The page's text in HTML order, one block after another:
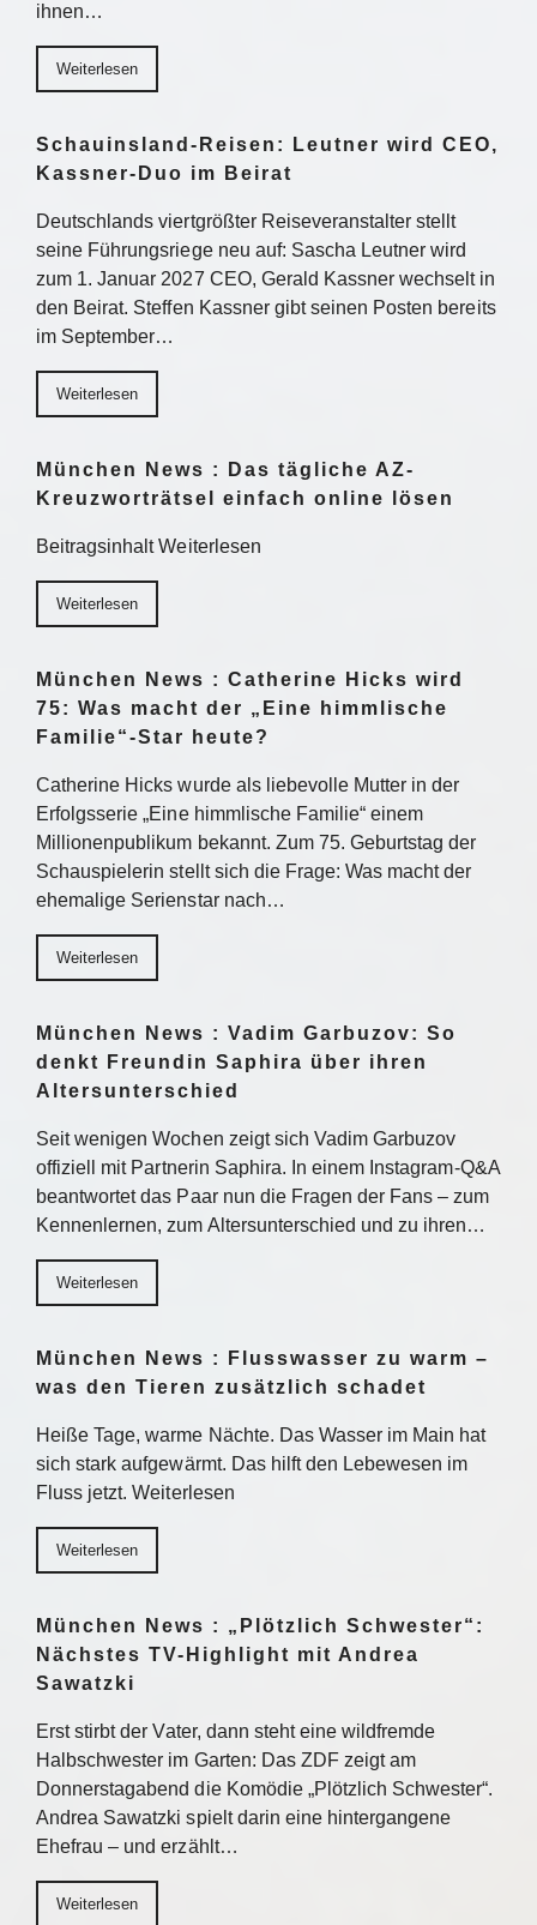
ihnen…
Weiterlesen
Schauinsland-Reisen: Leutner wird CEO,
Kassner-Duo im Beirat
Deutschlands viertgrößter Reiseveranstalter stellt
seine Führungsriege neu auf: Sascha Leutner wird
zum 1. Januar 2027 CEO, Gerald Kassner wechselt in
den Beirat. Steffen Kassner gibt seinen Posten bereits
im September…
Weiterlesen
München News : Das tägliche AZ-
Kreuzworträtsel einfach online lösen
Beitragsinhalt Weiterlesen
Weiterlesen
München News : Catherine Hicks wird
75: Was macht der „Eine himmlische
Familie“-Star heute?
Catherine Hicks wurde als liebevolle Mutter in der
Erfolgsserie „Eine himmlische Familie“ einem
Millionenpublikum bekannt. Zum 75. Geburtstag der
Schauspielerin stellt sich die Frage: Was macht der
ehemalige Serienstar nach…
Weiterlesen
München News : Vadim Garbuzov: So
denkt Freundin Saphira über ihren
Altersunterschied
Seit wenigen Wochen zeigt sich Vadim Garbuzov
offiziell mit Partnerin Saphira. In einem Instagram-Q&A
beantwortet das Paar nun die Fragen der Fans – zum
Kennenlernen, zum Altersunterschied und zu ihren…
Weiterlesen
München News : Flusswasser zu warm –
was den Tieren zusätzlich schadet
Heiße Tage, warme Nächte. Das Wasser im Main hat
sich stark aufgewärmt. Das hilft den Lebewesen im
Fluss jetzt. Weiterlesen
Weiterlesen
München News : „Plötzlich Schwester“:
Nächstes TV-Highlight mit Andrea
Sawatzki
Erst stirbt der Vater, dann steht eine wildfremde
Halbschwester im Garten: Das ZDF zeigt am
Donnerstagabend die Komödie „Plötzlich Schwester“.
Andrea Sawatzki spielt darin eine hintergangene
Ehefrau – und erzählt…
Weiterlesen